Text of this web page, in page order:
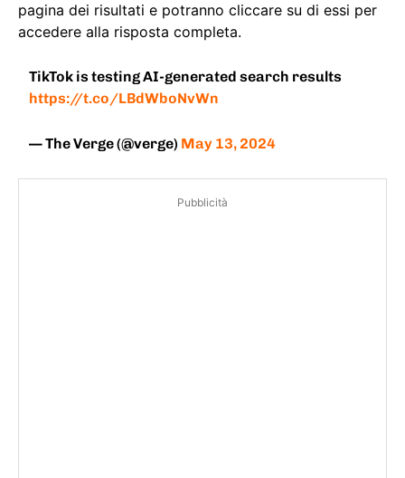
pagina dei risultati e potranno cliccare su di essi per
accedere alla risposta completa.
TikTok is testing AI-generated search results
https://t.co/LBdWboNvWn
— The Verge (@verge) May 13, 2024
Pubblicità